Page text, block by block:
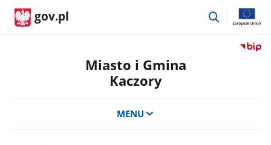
gov.pl
przejdź
Przejdź
Miasto i Gmina
Kaczory
MENU